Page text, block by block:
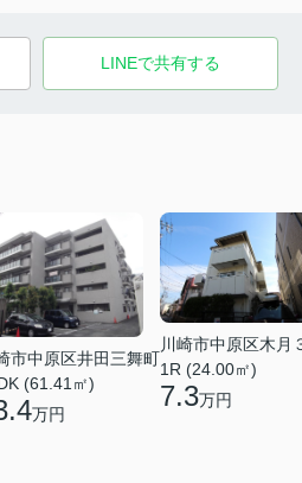
LINEで共有する
市中原区井田三舞町
(61.41㎡)
万円
川崎市中原区木月
1R (24.00㎡)
7.3万円